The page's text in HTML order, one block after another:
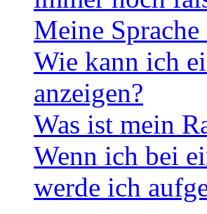
Meine
Wie kann ich
anzeigen?
Was ist mein
Wenn ich bei
werde ich